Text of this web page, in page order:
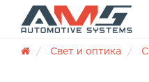
Свет и оптика